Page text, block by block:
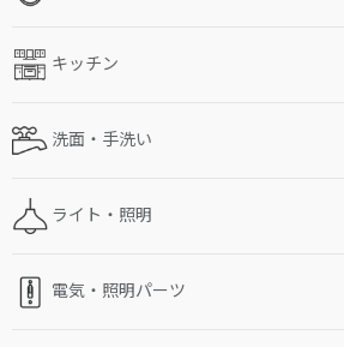
キッチン
洗面・手洗い
ライト・照明
電気・照明パーツ